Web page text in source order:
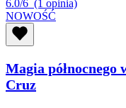
6.0/6 (1 opinia)
NOWOŚĆ
Magia północnego
Cruz